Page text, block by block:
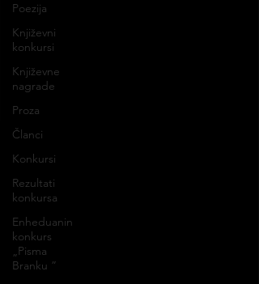
Poezija
Književni
konkursi
Književne
nagrade
Proza
Članci
Konkursi
Rezultati
konkursa
Enheduanin
konkurs
„Pisma
Branku ”